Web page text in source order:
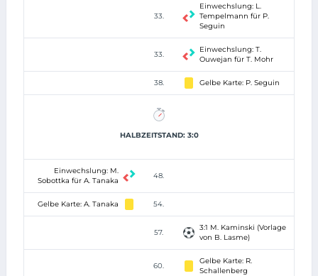
33.
Einwechslung: L.
Tempelmann für P.
Seguin
33.
Einwechslung: T.
Ouwejan für T. Mohr
38. Gelbe Karte: P. Seguin
HALBZEITSTAND: 3:0
Einwechslung: M.
Sobottka für A. Tanaka
48.
Gelbe Karte: A. Tanaka 54.
57.
3:1 M. Kaminski (Vorlage
von B. Lasme)
60.
Gelbe Karte: R.
Schallenberg